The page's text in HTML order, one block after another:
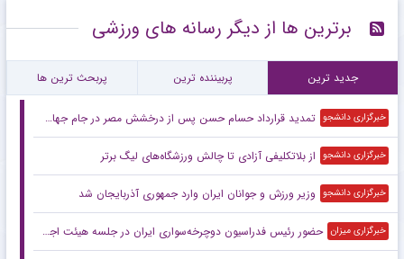
برترین ها از دیگر رسانه های ورزشی
جدید ترین پربیننده ترین پربحث ترین ها
خبرگزاری دانشجو تمدید قرارداد حسام حسن پس از درخشش مصر در جام جهانی
خبرگزاری دانشجو از بلاتکلیفی آزادی تا چالش ورزشگاه‌های لیگ برتر
خبرگزاری دانشجو وزیر ورزش و جوانان ایران وارد جمهوری آذربایجان شد
خبرگزاری میزان حضور رئیس فدراسیون دوچرخه‌سواری ایران در جلسه هیئت اجرایی کنفدراسیون آسیا